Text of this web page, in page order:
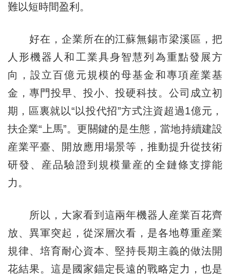
難以短時間盈利。
好在，企業所在的江蘇無錫市梁溪區，把
人形機器人和工業具身智慧列為重點發展方
向，設立百億元規模的母基金和專項産業基
金，專門投早、投小、投硬科技。公司成立初
期，區裏就以“以投代招”方式注資超過1億元，
扶企業“上馬”。更關鍵的是生態，當地持續建設
産業平臺、開放應用場景等，推動提升從技術
研發、産品驗證到規模量産的全鏈條支撐能
力。
所以，大家看到這兩年機器人産業百花齊
放、異軍突起，從深層次看，是各地尊重産業
規律、培育耐心資本、堅持長期主義的做法開
花結果。這是國家錨定長遠的戰略定力，也是